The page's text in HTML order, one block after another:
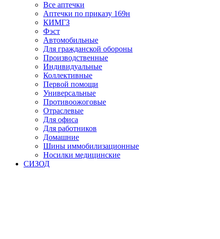
Все аптечки
Аптечки по приказу 169н
КИМГЗ
Фэст
Автомобильные
Для гражданской обороны
Производственные
Индивидуальные
Коллективные
Первой помощи
Универсальные
Противоожоговые
Отраслевые
Для офиса
Для работников
Домашние
Шины иммобилизационные
Носилки медицинские
СИЗОД